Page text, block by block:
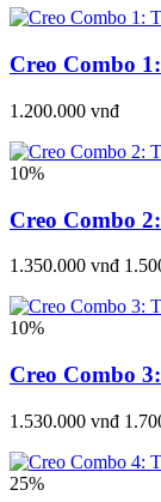
Creo Combo
1.200.000 vnđ
10%
Creo Combo
1.350.000 vnđ
10%
Creo Combo
1.530.000 vnđ
25%